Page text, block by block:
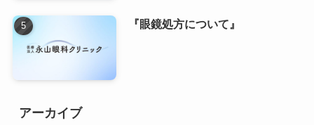
『眼鏡処方について』
アーカイブ